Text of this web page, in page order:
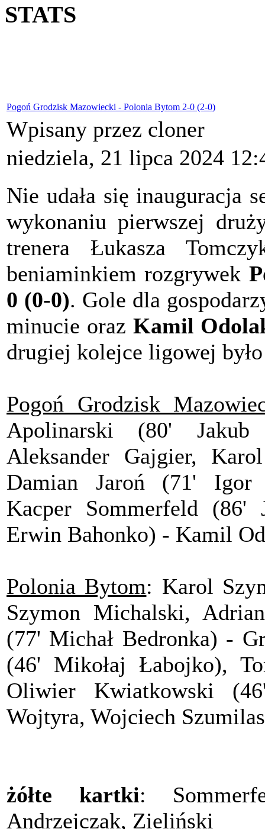
STATS
Pogoń Grodzisk Mazowiecki - Polonia Bytom 2-0 (2-0)
Wpisany przez cloner
niedziela, 21 lipca 2024
Nie udała się inauguracja
wykonaniu pierwszej
trenera Łukasza
beniaminkiem rozgrywek
0 (0-0). Gole dla
minucie oraz Kamil
drugiej kolejce ligowej
Pogoń Grodzisk
Apolinarski (80' Jakub
Aleksander Gajgier,
Damian Jaroń (71' Igor
Kacper Sommerfeld (86'
Erwin Bahonko) - Kamil
Polonia Bytom: Karol
Szymon Michalski,
(77' Michał Bedronka) -
(46' Mikołaj Łabojko),
Oliwier Kwiatkowski
Wojtyra, Wojciech
żółte kartki:
Andrzejczak, Zieliński